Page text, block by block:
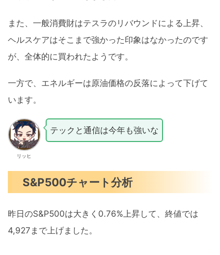
また、一般消費財はテスラのリバウンドによる上昇、
ヘルスケアはそこまで強かった印象はなかったのです
が、全体的に買われたようです。
一方で、エネルギーは原油価格の反落によって下げて
います。
リッヒ
テックと通信は今年も強いな
S&P500チャート分析
昨日のS&P500は大きく0.76%上昇して、終値では
4,927まで上げました。